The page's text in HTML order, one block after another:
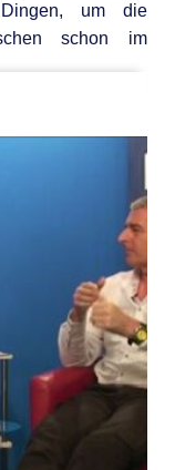
um die
schon im